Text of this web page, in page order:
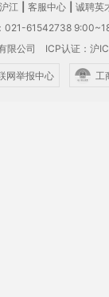
江 客服中心
诚聘英
021-61542738
限公司
ICP认证：沪
网举报中心 工